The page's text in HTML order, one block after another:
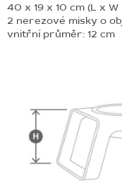
40 x 19 x 10 cm (L x W
2 nerezové misky o
vnitřní průměr: 12 cm